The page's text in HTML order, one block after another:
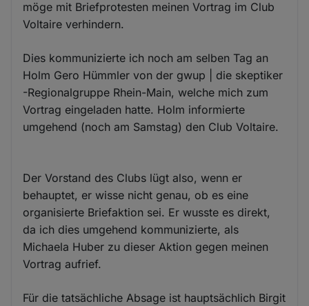
möge mit Briefprotesten meinen Vortrag im Club
Voltaire verhindern.
Dies kommunizierte ich noch am selben Tag an
Holm Gero Hümmler​ von der gwup | die skeptiker​
-Regionalgruppe Rhein-Main, welche mich zum
Vortrag eingeladen hatte. Holm informierte
umgehend (noch am Samstag) den Club Voltaire.
Der Vorstand des Clubs lügt also, wenn er
behauptet, er wisse nicht genau, ob es eine
organisierte Briefaktion sei. Er wusste es direkt,
da ich dies umgehend kommunizierte, als
Michaela Huber zu dieser Aktion gegen meinen
Vortrag aufrief.
Für die tatsächliche Absage ist hauptsächlich Birgit